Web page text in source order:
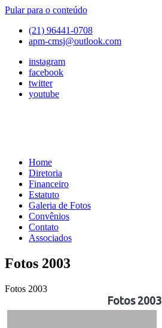
Pular para o conteúdo
(21) 96441-0708
apm-cmsj@outlook.com
instagram
facebook
twitter
youtube
APM
Associação
Pais
Mestres
Colégio
São
José
Home
Diretoria
Financeiro
Estatuto
Galeria de Fotos
Convênios
Contato
Associados
Fotos 2003
Fotos 2003
Fotos 2003